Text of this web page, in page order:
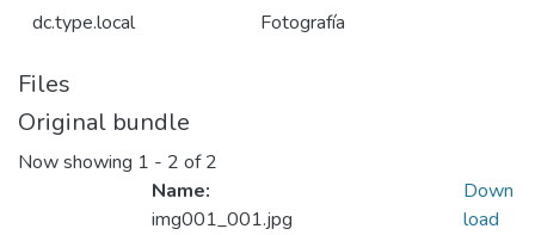
dc.type.local Fotografía
Files
Original bundle
Now showing 1 - 2 of 2
Name:
img001_001.jpg
Down
load